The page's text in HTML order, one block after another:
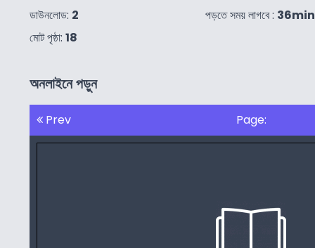
ডাউনলোড: 2
মোট পৃষ্ঠা: 18
পড়তে সময় লাগবে : 36min
অনলাইনে পড়ুন
Prev Page: